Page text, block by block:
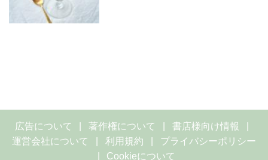
広告について 著作権について
書店様向け情報
運営会社について
利用規約
プライバシーポリシー
Cookieについて